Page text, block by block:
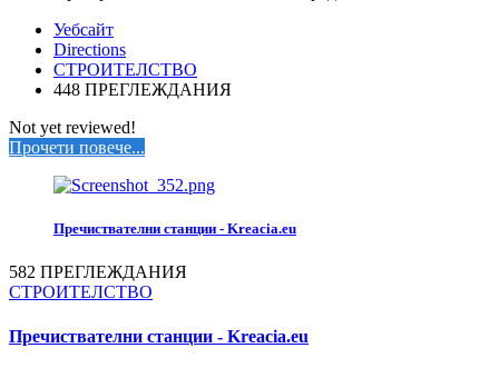
Уебсайт
Directions
СТРОИТЕЛСТВО
448 ПРЕГЛЕЖДАНИЯ
Not yet reviewed!
Прочети повече...
Пречиствателни станции - Kreacia.eu
582 ПРЕГЛЕЖДАНИЯ
СТРОИТЕЛСТВО
Пречиствателни станции - Kreacia.eu